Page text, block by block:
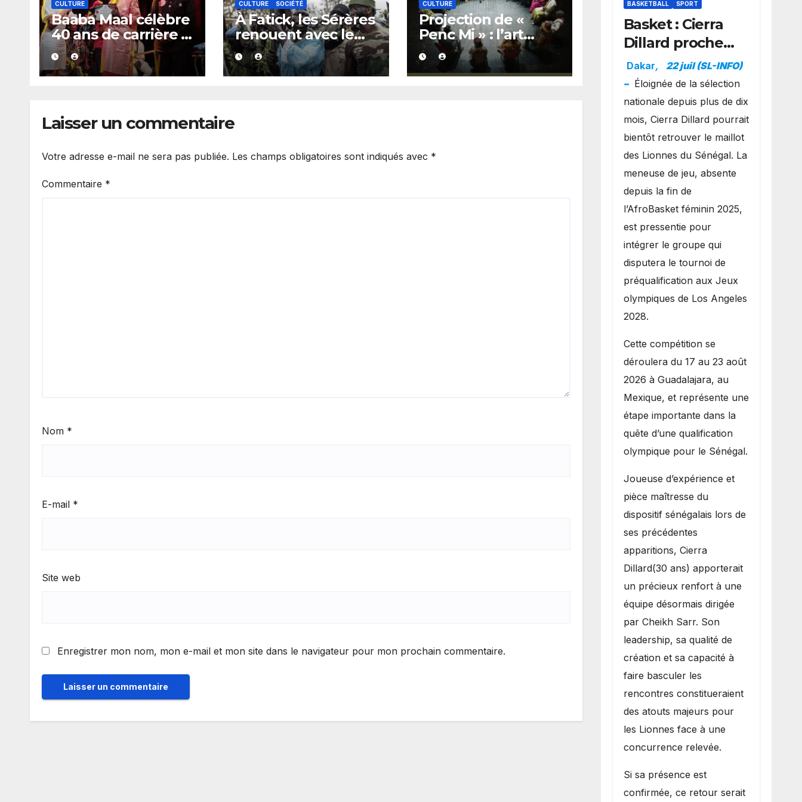
CULTURE
Baaba Maal célèbre
40 ans de carrière :
un hommage
exceptionnel à Oslo
en présence de la
CULTURE SOCIÉTÉ
À Fatick, les Sérères
renouent avec le
rite mystique de
Diobaye pour
implorer le retour
CULTURE
Projection de «
Penc Mi » : l’art
comme passerelle
pour repenser la
transmission des
Laisser un commentaire
Votre adresse e-mail ne sera pas publiée. Les champs obligatoires sont indiqués avec *
Commentaire *
Nom *
E-mail *
Site web
Enregistrer mon nom, mon e-mail et mon site dans le navigateur pour mon prochain commentaire.
BASKETBALL SPORT
Basket : Cierra
Dillard proche
d’un grand
retour avec les
Lionnes ?
Dakar,
22 juil (SL-INFO)
– Éloignée de la sélection
nationale depuis plus de dix
mois, Cierra Dillard pourrait
bientôt retrouver le maillot
des Lionnes du Sénégal. La
meneuse de jeu, absente
depuis la fin de
l’AfroBasket féminin 2025,
est pressentie pour
intégrer le groupe qui
disputera le tournoi de
préqualification aux Jeux
olympiques de Los Angeles
2028.
Cette compétition se
déroulera du 17 au 23 août
2026 à Guadalajara, au
Mexique, et représente une
étape importante dans la
quête d’une qualification
olympique pour le Sénégal.
Joueuse d’expérience et
pièce maîtresse du
dispositif sénégalais lors de
ses précédentes
apparitions, Cierra
Dillard(30 ans) apporterait
un précieux renfort à une
équipe désormais dirigée
par Cheikh Sarr. Son
leadership, sa qualité de
création et sa capacité à
faire basculer les
rencontres constitueraient
des atouts majeurs pour
les Lionnes face à une
concurrence relevée.
Si sa présence est
confirmée, ce retour serait